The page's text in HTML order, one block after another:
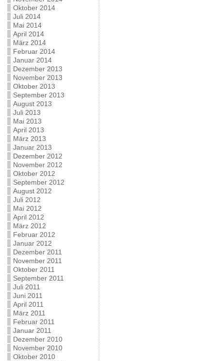
Oktober 2014
Juli 2014
Mai 2014
April 2014
März 2014
Februar 2014
Januar 2014
Dezember 2013
November 2013
Oktober 2013
September 2013
August 2013
Juli 2013
Mai 2013
April 2013
März 2013
Januar 2013
Dezember 2012
November 2012
Oktober 2012
September 2012
August 2012
Juli 2012
Mai 2012
April 2012
März 2012
Februar 2012
Januar 2012
Dezember 2011
November 2011
Oktober 2011
September 2011
Juli 2011
Juni 2011
April 2011
März 2011
Februar 2011
Januar 2011
Dezember 2010
November 2010
Oktober 2010